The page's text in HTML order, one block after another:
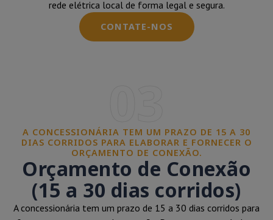
rede elétrica local de forma legal e segura.
CONTATE-NOS
A CONCESSIONÁRIA TEM UM PRAZO DE 15 A 30
DIAS CORRIDOS PARA ELABORAR E FORNECER O
ORÇAMENTO DE CONEXÃO.
Orçamento de Conexão
(15 a 30 dias corridos)
A concessionária tem um prazo de 15 a 30 dias corridos para